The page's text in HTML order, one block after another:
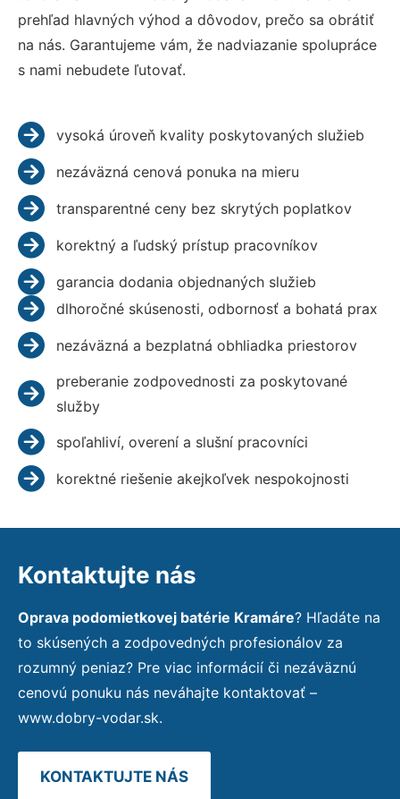
prehľad hlavných výhod a dôvodov, prečo sa obrátiť
na nás. Garantujeme vám, že nadviazanie spolupráce
s nami nebudete ľutovať.
vysoká úroveň kvality poskytovaných služieb
nezáväzná cenová ponuka na mieru
transparentné ceny bez skrytých poplatkov
korektný a ľudský prístup pracovníkov
garancia dodania objednaných služieb
dlhoročné skúsenosti, odbornosť a bohatá prax
nezáväzná a bezplatná obhliadka priestorov
preberanie zodpovednosti za poskytované
služby
spoľahliví, overení a slušní pracovníci
korektné riešenie akejkoľvek nespokojnosti
Kontaktujte nás
Oprava podomietkovej batérie Kramáre? Hľadáte na
to skúsených a zodpovedných profesionálov za
rozumný peniaz? Pre viac informácií či nezáväznú
cenovú ponuku nás neváhajte kontaktovať –
www.dobry-vodar.sk.
KONTAKTUJTE NÁS